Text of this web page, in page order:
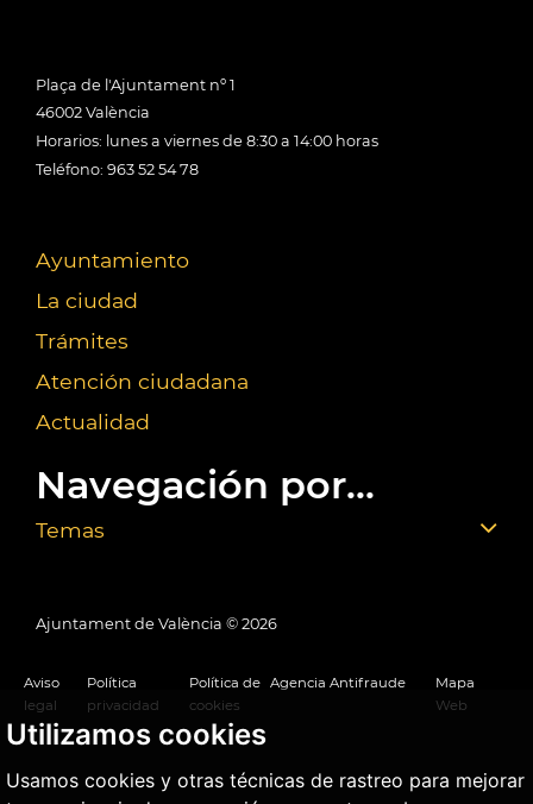
Utilizamos cookies
Usamos cookies y otras técnicas de rastreo para mejorar
Plaça de l'Ajuntament nº 1
46002 València
Horarios: lunes a viernes de 8:30 a 14:00 horas
Teléfono: 963 52 54 78
Ayuntamiento
La ciudad
Trámites
Atención ciudadana
Actualidad
Navegación por...
Temas
Ajuntament de València © 2026
Aviso
legal
Política
privacidad
Política de
cookies
Agencia Antifraude
Mapa
Web